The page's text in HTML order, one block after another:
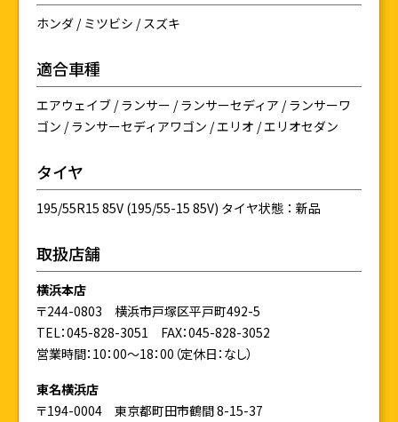
ホンダ / ミツビシ / スズキ
適合車種
エアウェイブ / ランサー / ランサーセディア / ランサーワ
ゴン / ランサーセディアワゴン / エリオ / エリオセダン
タイヤ
195/55R15 85V (195/55-15 85V) タイヤ状態：新品
取扱店舗
横浜本店
〒244-0803 横浜市戸塚区平戸町492-5
TEL：045-828-3051 FAX：045-828-3052
営業時間：10：00～18：00（定休日：なし）
東名横浜店
〒194-0004 東京都町田市鶴間 8-15-37